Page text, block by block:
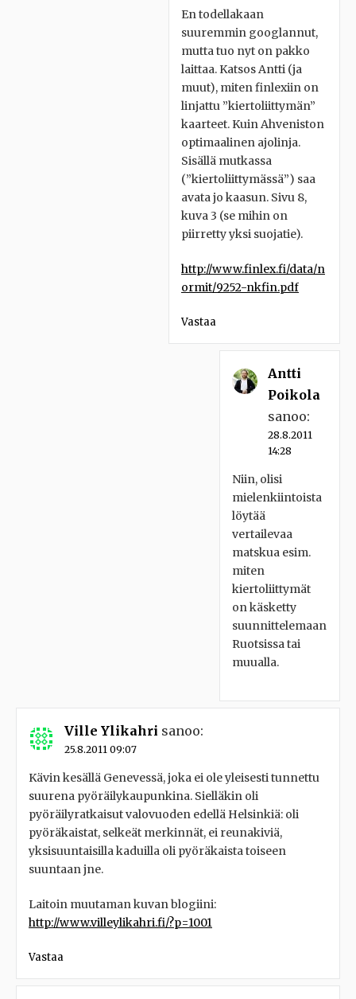
En todellakaan
suuremmin googlannut,
mutta tuo nyt on pakko
laittaa. Katsos Antti (ja
muut), miten finlexiin on
linjattu ”kiertoliittymän”
kaarteet. Kuin Ahveniston
optimaalinen ajolinja.
Sisällä mutkassa
(”kiertoliittymässä”) saa
avata jo kaasun. Sivu 8,
kuva 3 (se mihin on
piirretty yksi suojatie).
http://www.finlex.fi/data/n
ormit/9252-nkfin.pdf
Vastaa
Antti
Poikola
sanoo:
28.8.2011
14:28
Niin, olisi
mielenkiintoista
löytää
vertailevaa
matskua esim.
miten
kiertoliittymät
on käsketty
suunnittelemaan
Ruotsissa tai
muualla.
Ville Ylikahri sanoo:
25.8.2011 09:07
Kävin kesällä Genevessä, joka ei ole yleisesti tunnettu
suurena pyöräilykaupunkina. Sielläkin oli
pyöräilyratkaisut valovuoden edellä Helsinkiä: oli
pyöräkaistat, selkeät merkinnät, ei reunakiviä,
yksisuuntaisilla kaduilla oli pyöräkaista toiseen
suuntaan jne.
Laitoin muutaman kuvan blogiini:
http://www.villeylikahri.fi/?p=1001
Vastaa